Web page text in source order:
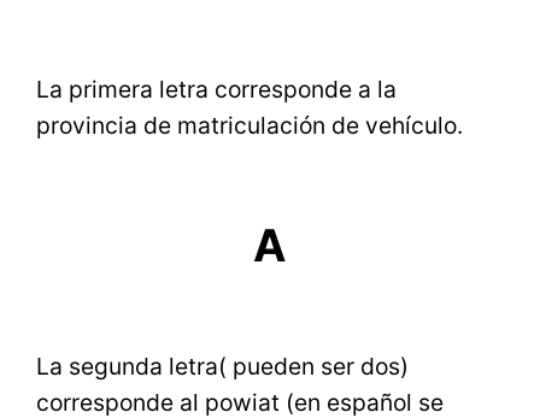
La primera letra corresponde a la
provincia de matriculación de vehículo.
A
La segunda letra( pueden ser dos)
corresponde al powiat (en español se